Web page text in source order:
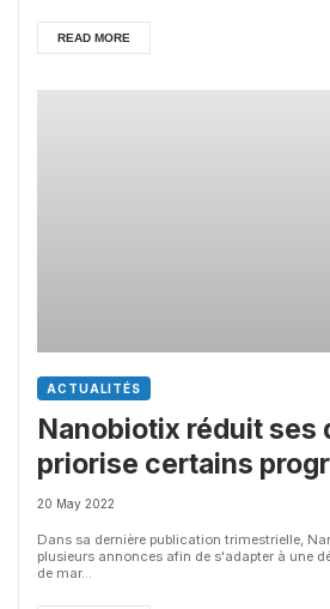
READ MORE
ACTUALITÉS
Nanobiotix réduit ses
priorise certains
20 May 2022
Dans sa dernière publication trimestrielle,
plusieurs annonces afin de s'adapter à une
de mar...